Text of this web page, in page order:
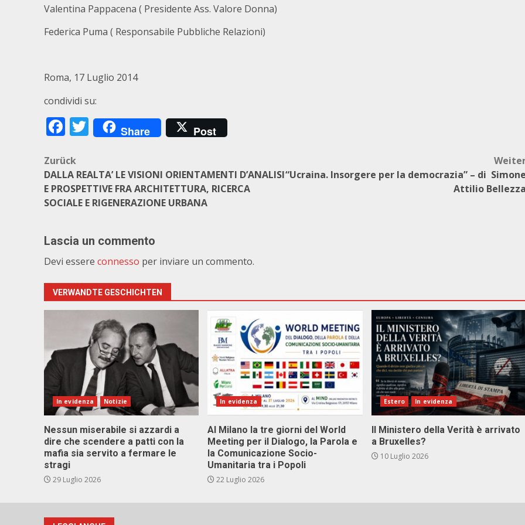
Valentina Pappacena ( Presidente Ass. Valore Donna)
Federica Puma ( Responsabile Pubbliche Relazioni)
Roma, 17 Luglio 2014
condividi su:
Facebook
Twitter
Share Post
Beitragsnavigation
Zurück
DALLA REALTA’ LE VISIONI ORIENTAMENTI D’ANALISI
E PROSPETTIVE FRA ARCHITETTURA, RICERCA
SOCIALE E RIGENERAZIONE URBANA
“Ucraina. Insorgere per la democrazia” – di Simone
Attilio Bellezza
Lascia un commento
Devi essere connesso per inviare un commento.
VERWANDTE GESCHICHTEN
In evidenza Notizie
Nessun miserabile si azzardi a
dire che scendere a patti con la
mafia sia servito a fermare le
stragi
29 Luglio 2026
In evidenza
Al Milano la tre giorni del World
Meeting per il Dialogo, la Parola e
la Comunicazione Socio-
Umanitaria tra i Popoli
22 Luglio 2026
Estero In evidenza
Il Ministero della Verità è arrivato
a Bruxelles?
10 Luglio 2026